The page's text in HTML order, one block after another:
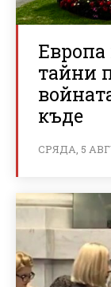
Европа
тайни
къде
СРЯДА, 5